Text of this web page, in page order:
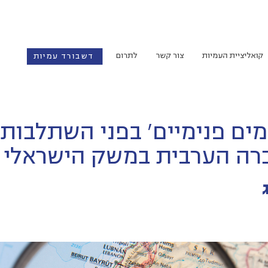
דשבורד עמיות קואליציית העמיות צור קשר לתרום
פנימיים' בפני השתלבות
הערבית במשק הישראלי